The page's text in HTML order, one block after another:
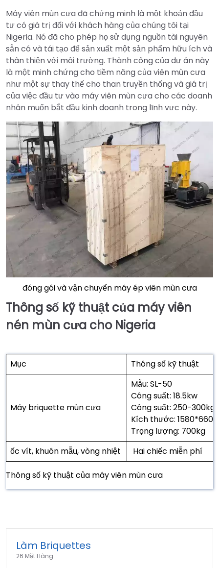
Máy viên mùn cưa đã chứng minh là một khoản đầu
tư có giá trị đối với khách hàng của chúng tôi tại
Nigeria. Nó đã cho phép họ sử dụng nguồn tài nguyên
sẵn có và tái tạo để sản xuất một sản phẩm hữu ích và
thân thiện với môi trường. Thành công của dự án này
là một minh chứng cho tiềm năng của viên mùn cưa
như một sự thay thế cho than truyền thống và giá trị
của việc đầu tư vào máy viên mùn cưa cho các doanh
nhân muốn bắt đầu kinh doanh trong lĩnh vực này.
đóng gói và vận chuyển máy ép viên mùn cưa
Thông số kỹ thuật của máy viên
nén mùn cưa cho Nigeria
Mục Thông số kỹ thuật
Máy briquette mùn cưa
Mẫu: SL-50
Công suất: 18.5kw
Công suất: 250-300kg
Kích thước:
Trọng lượng: 700kg
ốc vít, khuôn mẫu, vòng nhiệt
Hai chiếc miễn phí
Thông số kỹ thuật của máy viên mùn cưa
Làm Briquettes
26 Mặt Hàng